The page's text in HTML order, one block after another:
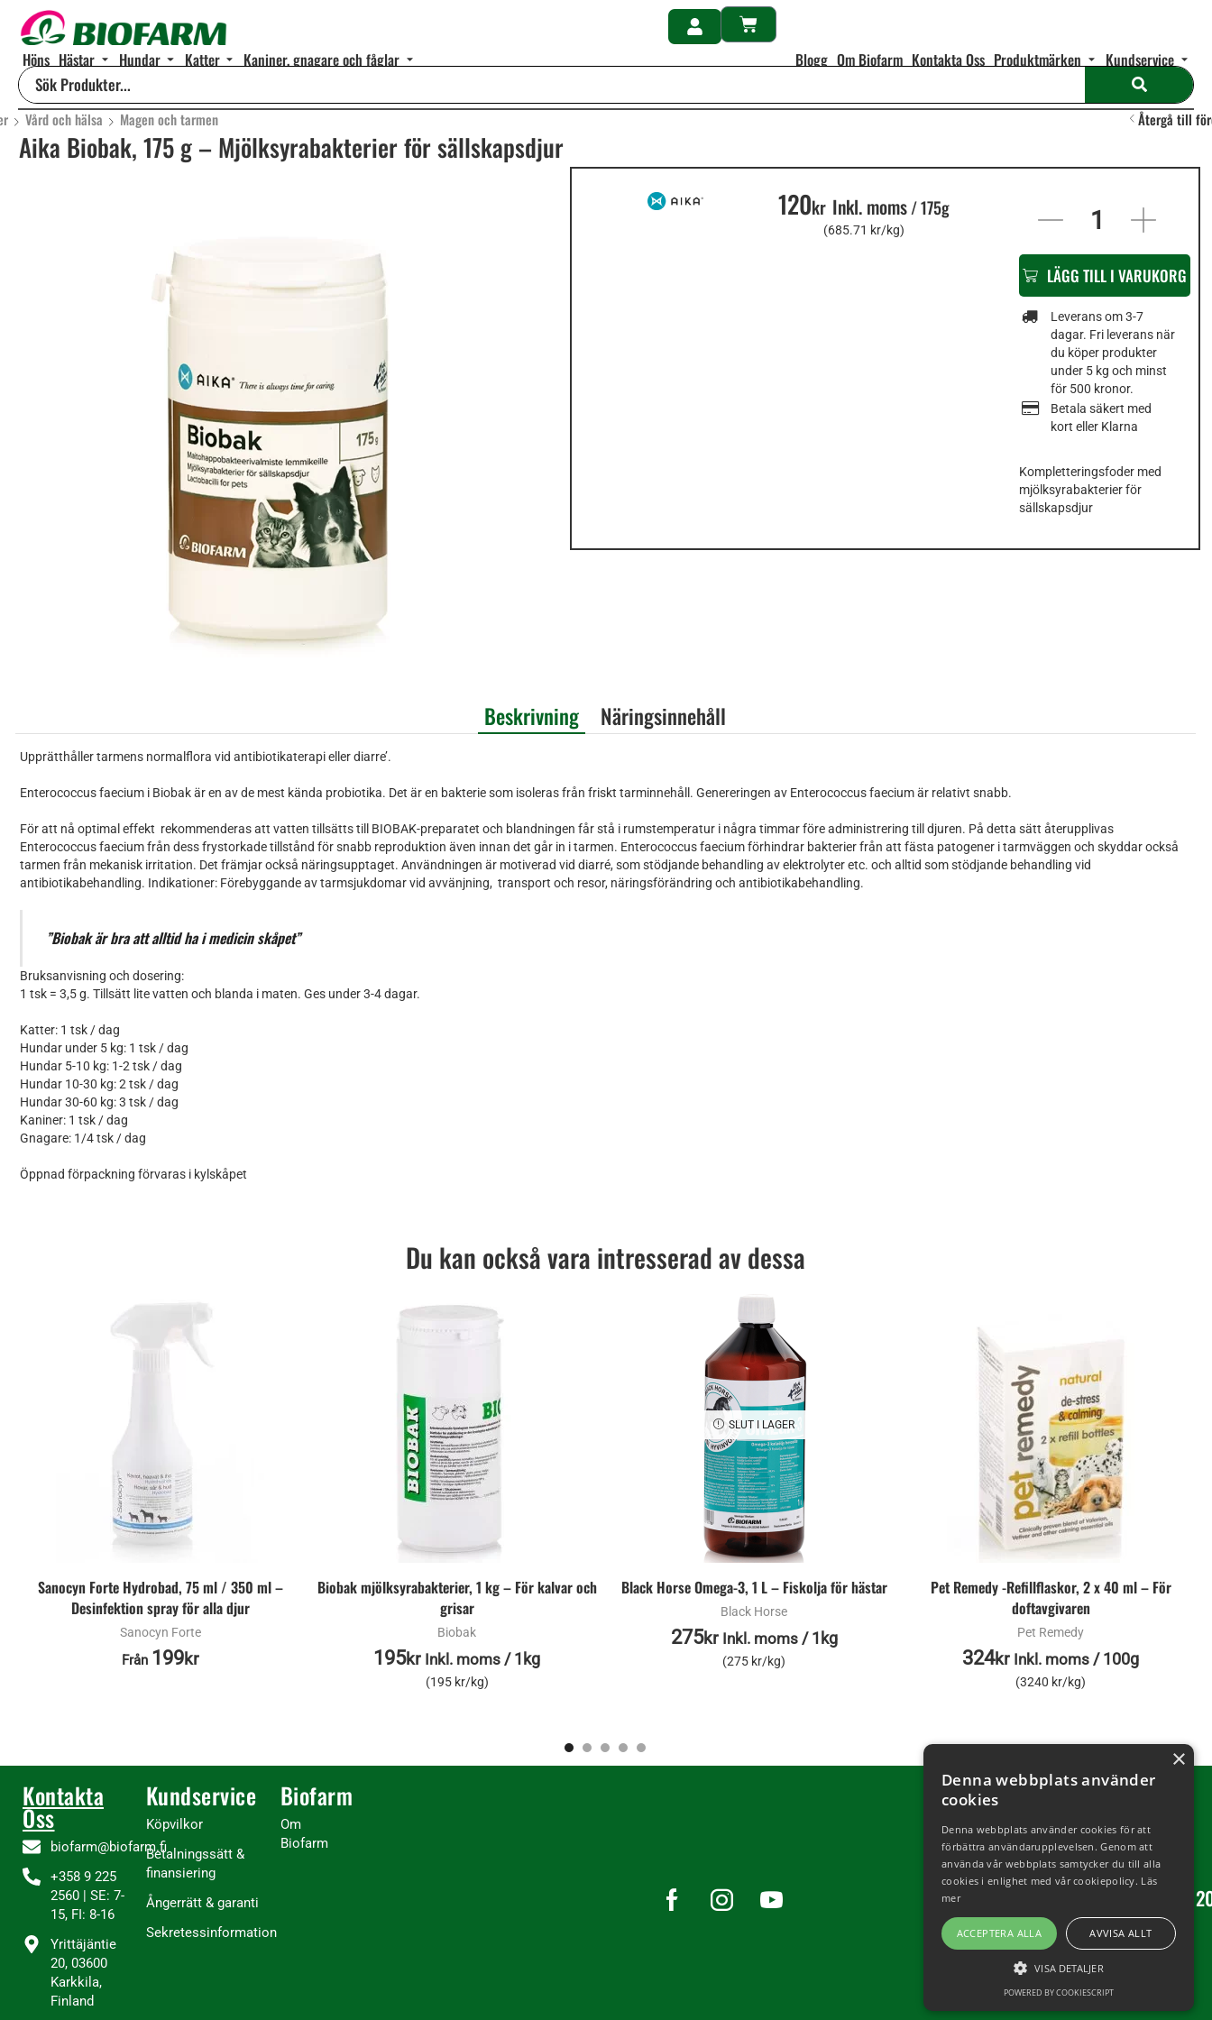
Höns Hästar Hundar Katter Kaniner, gnagare och fåglar Blogg Om Biofarm Kontakta Oss Produktmärken Kundservice
Vård och hälsa Magen och tarmen Återgå till
Aika Biobak, 175 g – Mjölksyrabakterier för sällskapsdjur
120kr Inkl. moms/175g
(685.71 kr/kg)
LÄGG TILL I VARUKORG
Leverans om 3-7
dagar. Fri leverans när
du köper produkter
under 5 kg och minst
för 500 kronor.
Betala säkert med
kort eller Klarna
Kompletteringsfoder med
mjölksyrabakterier för
sällskapsdjur
Beskrivning Näringsinnehåll
Upprätthåller tarmens normalflora vid antibiotikaterapi eller diarre’.
Enterococcus faecium i Biobak är en av de mest kända probiotika. Det är en bakterie som isoleras från friskt tarminnehåll. Genereringen av Enterococcus faecium är relativt snabb.
För att nå optimal effekt rekommenderas att vatten tillsätts till BIOBAK-preparatet och blandningen får stå i rumstemperatur i några timmar före administrering till djuren. På detta sätt återupplivas
Enterococcus faecium från dess frystorkade tillstånd för snabb reproduktion även innan det går in i tarmen. Enterococcus faecium förhindrar bakterier från att fästa patogener i tarmväggen och skyddar också
tarmen från mekanisk irritation. Det främjar också näringsupptaget. Användningen är motiverad vid diarré, som stödjande behandling av elektrolyter etc. och alltid som stödjande behandling vid
antibiotikabehandling. Indikationer: Förebyggande av tarmsjukdomar vid avvänjning, transport och resor, näringsförändring och antibiotikabehandling.
”Biobak är bra att alltid ha i medicin skåpet”
Bruksanvisning och dosering:
1 tsk = 3,5 g. Tillsätt lite vatten och blanda i maten. Ges under 3-4 dagar.
Katter: 1 tsk / dag
Hundar under 5 kg: 1 tsk / dag
Hundar 5-10 kg: 1-2 tsk / dag
Hundar 10-30 kg: 2 tsk / dag
Hundar 30-60 kg: 3 tsk / dag
Kaniner: 1 tsk / dag
Gnagare: 1/4 tsk / dag
Öppnad förpackning förvaras i kylskåpet
Du kan också vara intresserad av dessa
Sanocyn Forte Hydrobad, 75 ml / 350 ml –
Desinfektion spray för alla djur
Sanocyn Forte
Från 199kr
Biobak mjölksyrabakterier, 1 kg – För kalvar och
grisar
Biobak
195kr Inkl. moms /1kg
(195 kr/kg)
SLUT I LAGER
Black Horse Omega-3, 1 L – Fiskolja för hästar
Black Horse
275kr Inkl. moms/1kg
(275 kr/kg)
Pet Remedy -Refillflaskor, 2 x 40 ml – För
doftavgivaren
Pet Remedy
324kr Inkl. moms /100g
(3240 kr/kg)
Kontakta
Oss
biofarm@biofarm.fi
+358 9 225
2560 | SE: 7-
15, FI: 8-16
Yrittäjäntie
20, 03600
Karkkila,
Finland
Kundservice
Köpvilkor
Betalningssätt &
finansiering
Ångerrätt & garanti
Sekretessinformation
Biofarm
Om
Biofarm
Copyright ©
×
Denna webbplats använder
cookies
Denna webbplats använder cookies för att
förbättra användarupplevelsen. Genom att
använda vår webbplats samtycker du till alla
cookies i enlighet med vår cookiepolicy. Läs
mer
ACCEPTERA ALLA AVVISA ALLT
VISA DETALJER
POWERED BY COOKIESCRIPT